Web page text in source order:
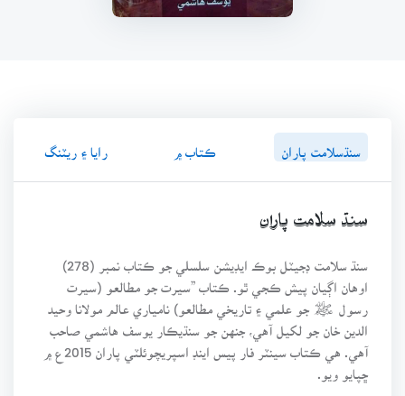
سنڌسلامت پاران ڪتاب ۾ رايا ۽ ريٽنگ
سنڌ سلامت پاران
سنڌ سلامت ڊجيٽل بوڪ ايڊيشن سلسلي جو ڪتاب نمبر (278)
اوهان اڳيان پيش ڪجي ٿو. ڪتاب ”سيرت جو مطالعو (سيرت
رسول ﷺ جو علمي ۽ تاريخي مطالعو) نامياري عالم مولانا وحيد
الدين خان جو لکيل آهي، جنهن جو سنڌيڪار يوسف هاشمي صاحب
ڇپايو ويو.